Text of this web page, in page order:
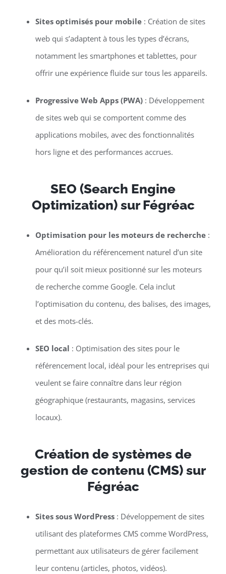
Sites optimisés pour mobile: Création de sites
web qui s’adaptent à tous les types d’écrans,
notamment les smartphones et tablettes, pour
offrir une expérience fluide sur tous les appareils.
Progressive Web Apps (PWA): Développement
de sites web qui se comportent comme des
applications mobiles, avec des fonctionnalités
hors ligne et des performances accrues.
SEO (Search Engine
Optimization) sur Fégréac
Optimisation pour les moteurs de recherche:
Amélioration du référencement naturel d’un site
pour qu’il soit mieux positionné sur les moteurs
de recherche comme Google. Cela inclut
l’optimisation du contenu, des balises, des images,
et des mots-clés.
SEO local : Optimisation des sites pour le
référencement local, idéal pour les entreprises qui
veulent se faire connaître dans leur région
géographique (restaurants, magasins, services
locaux).
Création de systèmes de
gestion de contenu (CMS) sur
Fégréac
Sites sous WordPress: Développement de sites
utilisant des plateformes CMS comme WordPress,
permettant aux utilisateurs de gérer facilement
leur contenu (articles, photos, vidéos).